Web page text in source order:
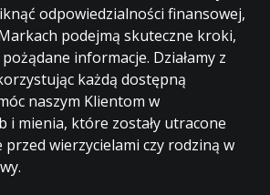
odpowiedzialności finansowej,
podejmą skuteczne kroki,
informacje. Działamy z
każdą dostępną
naszym Klientom w
i mienia, które zostały utracone
wierzycielami czy rodziną w